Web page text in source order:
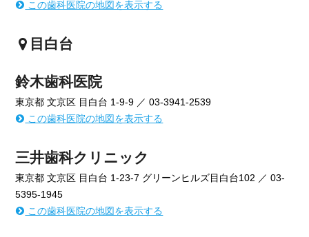
この歯科医院の地図を表示する
目白台
鈴木歯科医院
東京都 文京区 目白台 1-9-9 ／ 03-3941-2539
この歯科医院の地図を表示する
三井歯科クリニック
東京都 文京区 目白台 1-23-7 グリーンヒルズ目白台102 ／ 03-
5395-1945
この歯科医院の地図を表示する